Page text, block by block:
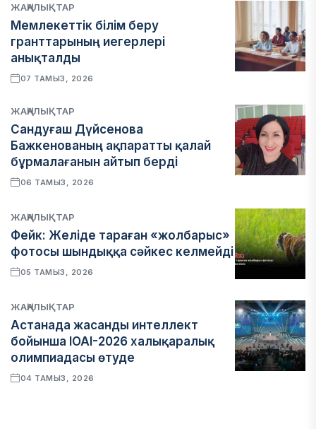
ЖАҢАЛЫҚТАР
Мемлекеттік білім беру
гранттарының иегерлері
анықталды
07 ТАМЫЗ, 2026
ЖАҢАЛЫҚТАР
Сандуғаш Дүйсенова
Бажкенованың ақпаратты қалай
бұрмалағанын айтып берді
06 ТАМЫЗ, 2026
ЖАҢАЛЫҚТАР
Фейк: Желіде тараған «жолбарыс»
фотосы шындыққа сәйкес келмейді
05 ТАМЫЗ, 2026
ЖАҢАЛЫҚТАР
Астанада жасанды интеллект
бойынша IOAI-2026 халықаралық
олимпиадасы өтуде
04 ТАМЫЗ, 2026